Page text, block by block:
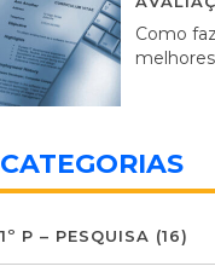
Como
CATEGORIAS
1º P – PESQUISA (16)